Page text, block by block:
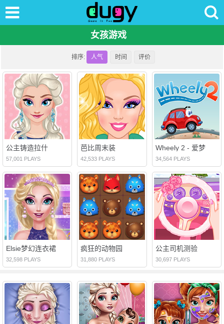
女孩游戏
排序: 人气 时间 评价
公主铸造拉什
57,001 PLAYS
芭比周末装
42,533 PLAYS
Wheely 2 - 爱梦
34,564 PLAYS
Elsie梦幻连衣裙
32,598 PLAYS
疯狂的动物园
31,880 PLAYS
公主司机测验
30,697 PLAYS